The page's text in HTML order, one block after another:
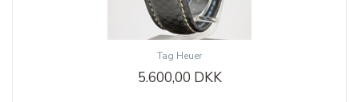
Tag Heuer
5.600,00 DKK